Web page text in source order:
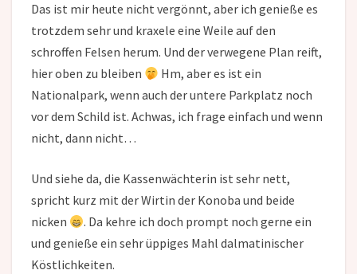
Das ist mir heute nicht vergönnt, aber ich genieße es
trotzdem sehr und kraxele eine Weile auf den
schroffen Felsen herum. Und der verwegene Plan reift,
hier oben zu bleiben
Hm, aber es ist ein
Nationalpark, wenn auch der untere Parkplatz noch
vor dem Schild ist. Achwas, ich frage einfach und wenn
nicht, dann nicht…
Und siehe da, die Kassenwächterin ist sehr nett,
spricht kurz mit der Wirtin der Konoba und beide
nicken
. Da kehre ich doch prompt noch gerne ein
und genieße ein sehr üppiges Mahl dalmatinischer
Köstlichkeiten.